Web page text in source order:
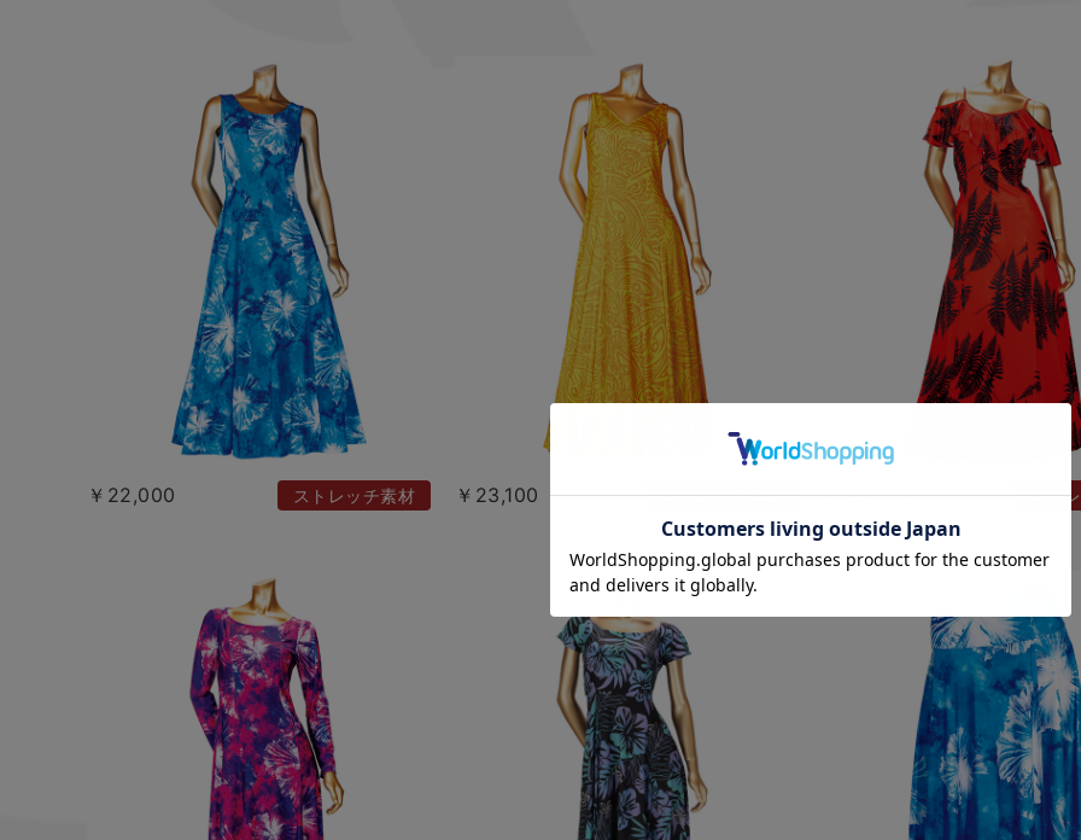
￥22,000 ストレッチ素材 ￥23,100 ストレッチ素材 ￥23,100 スト